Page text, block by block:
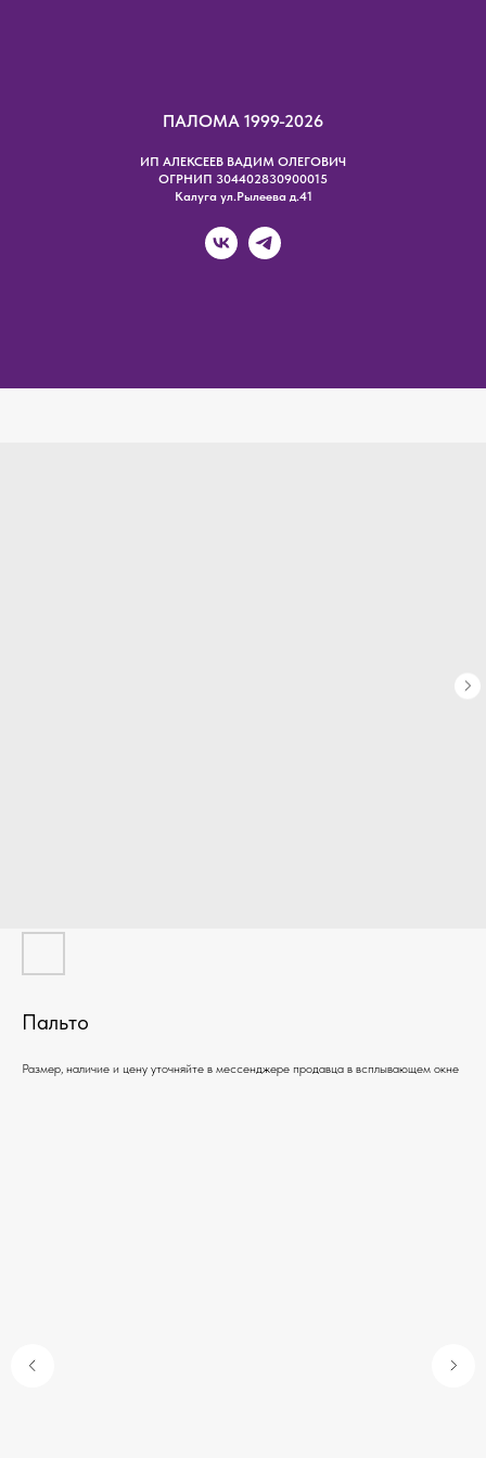
ПАЛОМА 1999-2026
ИП АЛЕКСЕЕВ ВАДИМ ОЛЕГОВИЧ
ОГРНИП 304402830900015
Калуга ул.Рылеева д.41
Пальто
Размер, наличие и цену уточняйте в мессенджере продавца в всплывающем окне